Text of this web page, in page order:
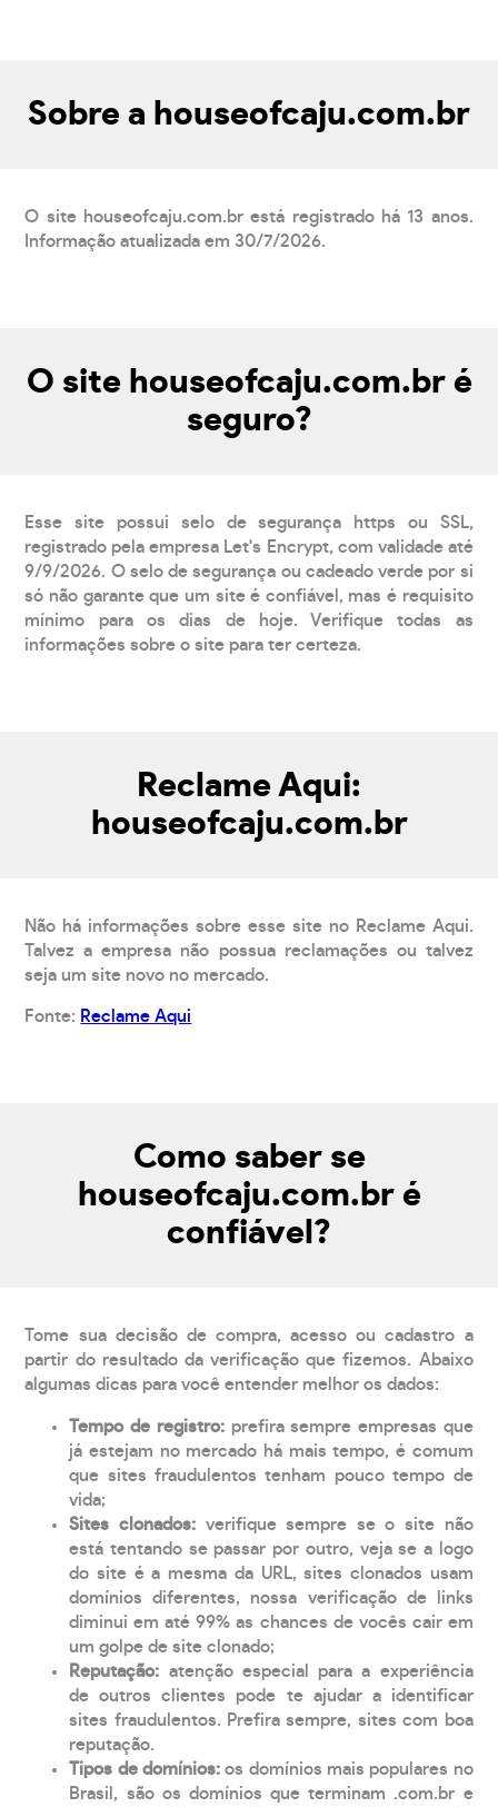
Sobre a houseofcaju.com.br
O site houseofcaju.com.br está registrado há 13 anos.
Informação atualizada em 30/7/2026.
O site houseofcaju.com.br é
seguro?
Esse site possui selo de segurança https ou SSL,
registrado pela empresa Let's Encrypt, com validade até
9/9/2026. O selo de segurança ou cadeado verde por si
só não garante que um site é confiável, mas é requisito
mínimo para os dias de hoje. Verifique todas as
informações sobre o site para ter certeza.
Reclame Aqui:
houseofcaju.com.br
Não há informações sobre esse site no Reclame Aqui.
Talvez a empresa não possua reclamações ou talvez
seja um site novo no mercado.
Fonte: Reclame Aqui
Como saber se
houseofcaju.com.br é
confiável?
Tome sua decisão de compra, acesso ou cadastro a
partir do resultado da verificação que fizemos. Abaixo
algumas dicas para você entender melhor os dados:
Tempo de registro: prefira sempre empresas que
já estejam no mercado há mais tempo, é comum
que sites fraudulentos tenham pouco tempo de
vida;
Sites clonados: verifique sempre se o site não
está tentando se passar por outro, veja se a logo
do site é a mesma da URL, sites clonados usam
domínios diferentes, nossa verificação de links
diminui em até 99% as chances de vocês cair em
um golpe de site clonado;
Reputação: atenção especial para a experiência
de outros clientes pode te ajudar a identificar
sites fraudulentos. Prefira sempre, sites com boa
reputação.
Tipos de domínios:os domínios mais populares no
Brasil, são os domínios que terminam .com.br e